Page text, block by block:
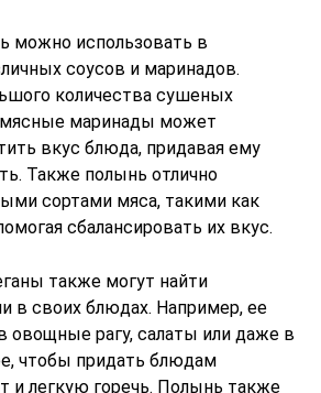
можно использовать в
соусов и маринадов.
количества сушеных
маринады может
вкус блюда, придавая ему
Также полынь отлично
сортами мяса, такими как
сбалансировать их вкус.
также могут найти
в своих блюдах. Например, ее
овощные рагу, салаты или даже в
чтобы придать блюдам
и легкую горечь. Полынь также